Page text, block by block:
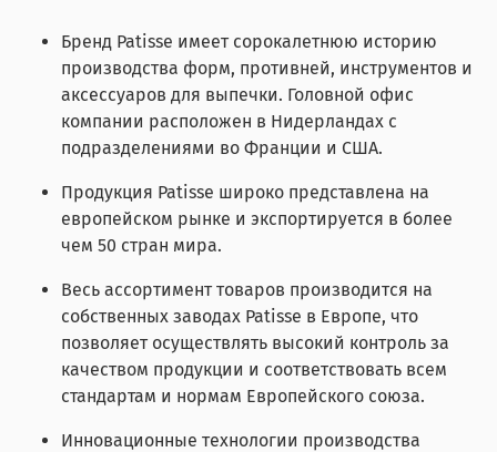
Бренд Patisse имеет сорокалетнюю историю
производства форм, противней, инструментов и
аксессуаров для выпечки. Головной офис
компании расположен в Нидерландах с
подразделениями во Франции и США.
Продукция Patisse широко представлена на
европейском рынке и экспортируется в более
чем 50 стран мира.
Весь ассортимент товаров производится на
собственных заводах Patisse в Европе, что
позволяет осуществлять высокий контроль за
качеством продукции и соответствовать всем
стандартам и нормам Европейского союза.
Инновационные технологии производства